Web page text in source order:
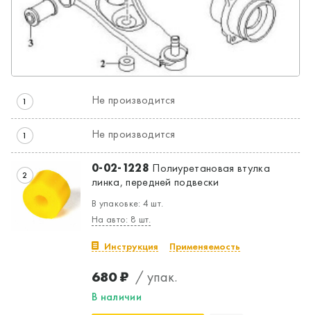
Да, верно Нет, выбрать другой
1 Не производится
1 Не производится
2 0-02-1228 Полиуретановая втулка
линка, передней подвески
В упаковке: 4 шт.
На авто: 8 шт.
Инструкция Применяемость
680 ₽ / упак.
В наличии